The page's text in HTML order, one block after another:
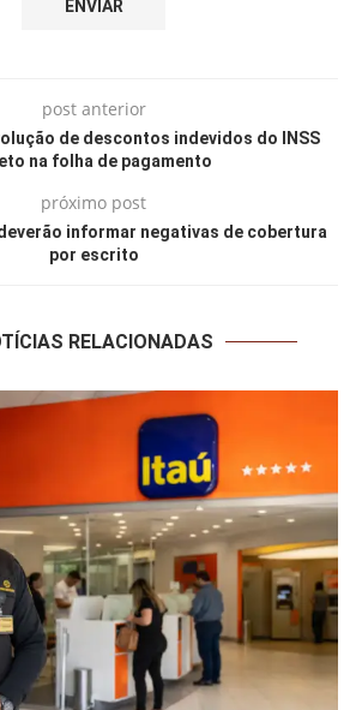
post anterior
de descontos indevidos do INSS
na folha de pagamento
próximo post
informar negativas de cobertura
por escrito
RELACIONADAS